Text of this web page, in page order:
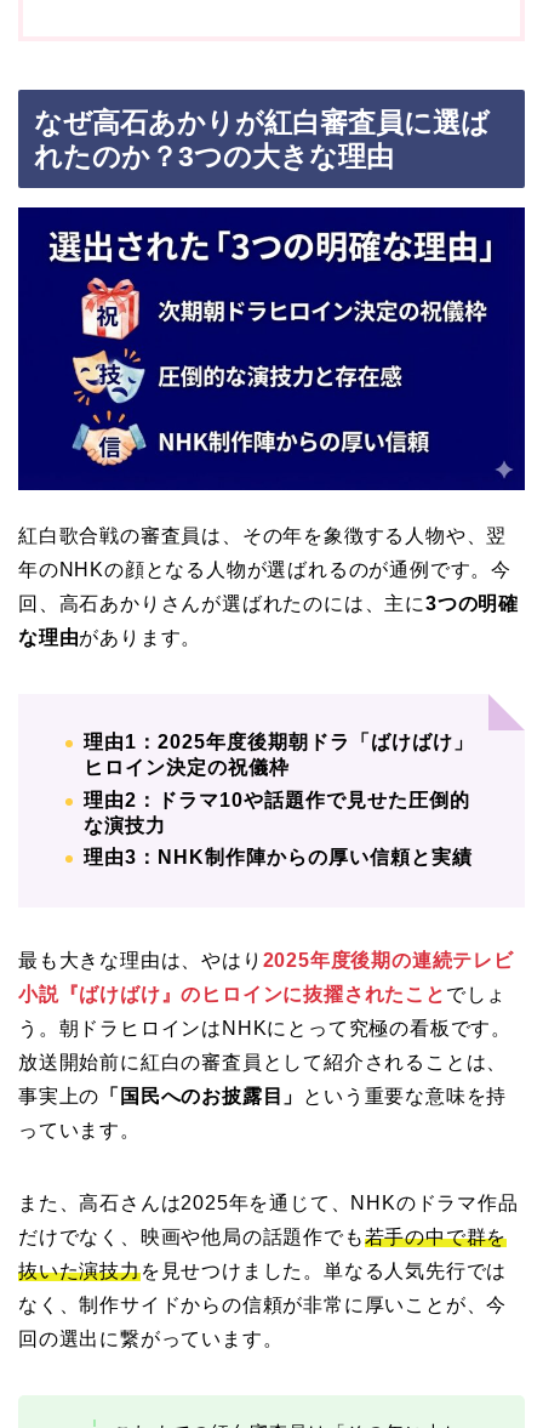
なぜ高石あかりが紅白審査員に選ば
れたのか？3つの大きな理由
紅白歌合戦の審査員は、その年を象徴する人物や、翌
年のNHKの顔となる人物が選ばれるのが通例です。今
回、高石あかりさんが選ばれたのには、主に3つの明確
な理由があります。
理由1：2025年度後期朝ドラ「ばけばけ」
ヒロイン決定の祝儀枠
理由2：ドラマ10や話題作で見せた圧倒的
な演技力
理由3：NHK制作陣からの厚い信頼と実績
最も大きな理由は、やはり 2025年度後期の連続テレビ
小説『ばけばけ』のヒロインに抜擢されたこと でしょ
う。朝ドラヒロインはNHKにとって究極の看板です。
放送開始前に紅白の審査員として紹介されることは、
事実上の 「国民へのお披露目」
という重要な意味を持
っています。
また、高石さんは2025年を通じて、NHKのドラマ作品
だけでなく、映画や他局の話題作でも若手の中で群を
抜いた演技力を見せつけました。単なる人気先行では
なく、制作サイドからの信頼が非常に厚いことが、今
回の選出に繋がっています。